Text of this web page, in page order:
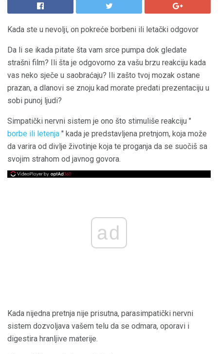
Kada ste u nevolji, on pokreće borbeni ili letački odgovor
Da li se ikada pitate šta vam srce pumpa dok gledate
strašni film? Ili šta je odgovorno za vašu brzu reakciju kada
vas neko sječe u saobraćaju? Ili zašto tvoj mozak ostane
prazan, a dlanovi se znoju kad morate predati prezentaciju u
sobi punoj ljudi?
Simpatički nervni sistem je ono što stimuliše reakciju "
borbe ili letenja " kada je predstavljena pretnjom, koja može
da varira od divlje životinje koja te proganja da se suočiš sa
svojim strahom od javnog govora.
ad
Kada nijedna pretnja nije prisutna, parasimpatički nervni
sistem dozvoljava vašem telu da se odmara, oporavi i
digestira hranljive materije.